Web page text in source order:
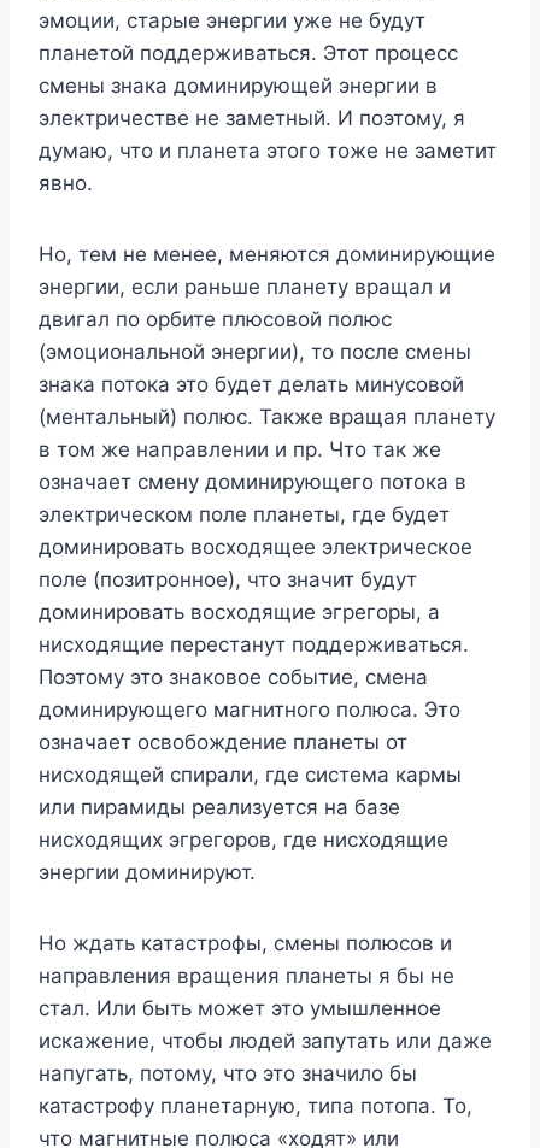
эмоции, старые энергии уже не будут
планетой поддерживаться. Этот процесс
смены знака доминирующей энергии в
электричестве не заметный. И поэтому, я
думаю, что и планета этого тоже не заметит
явно.
Но, тем не менее, меняются доминирующие
энергии, если раньше планету вращал и
двигал по орбите плюсовой полюс
(эмоциональной энергии), то после смены
знака потока это будет делать минусовой
(ментальный) полюс. Также вращая планету
в том же направлении и пр. Что так же
означает смену доминирующего потока в
электрическом поле планеты, где будет
доминировать восходящее электрическое
поле (позитронное), что значит будут
доминировать восходящие эгрегоры, а
нисходящие перестанут поддерживаться.
Поэтому это знаковое событие, смена
доминирующего магнитного полюса. Это
означает освобождение планеты от
нисходящей спирали, где система кармы
или пирамиды реализуется на базе
нисходящих эгрегоров, где нисходящие
энергии доминируют.
Но ждать катастрофы, смены полюсов и
направления вращения планеты я бы не
стал. Или быть может это умышленное
искажение, чтобы людей запутать или даже
напугать, потому, что это значило бы
катастрофу планетарную, типа потопа. То,
что магнитные полюса «ходят» или